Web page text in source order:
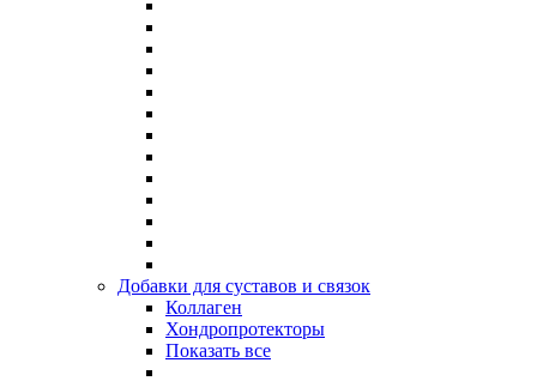
Добавки для суставов и связок
Коллаген
Хондропротекторы
Показать все